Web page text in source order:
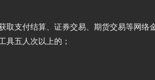
取支付结算、证券交易、期货交易等网
具五人次以上的；